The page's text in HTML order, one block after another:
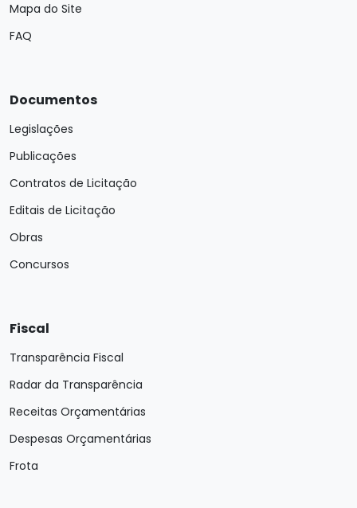
Mapa do Site
FAQ
Documentos
Legislações
Publicações
Contratos de Licitação
Editais de Licitação
Obras
Concursos
Fiscal
Transparência Fiscal
Radar da Transparência
Receitas Orçamentárias
Despesas Orçamentárias
Frota